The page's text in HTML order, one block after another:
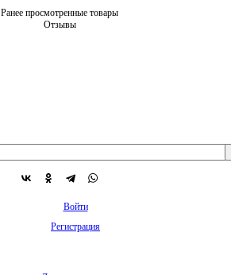
Ранее просмотренные товары
Отзывы
Войти
Регистрация